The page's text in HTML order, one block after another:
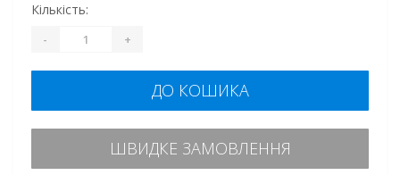
Кількість:
- +
ДО КОШИКА
ШВИДКЕ ЗАМОВЛЕННЯ